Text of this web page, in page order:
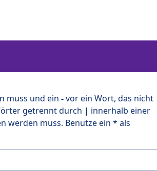
muss und ein -vor ein Wort, das nicht
getrennt durch | innerhalb einer
werden muss. Benutze ein * als